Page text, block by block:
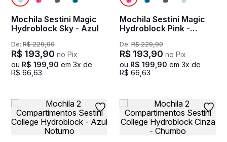
Mochila Sestini Magic
Hydroblock Sky - Azul
De: R$ 229,90
R$ 193,90 no Pix
ou R$ 199 90 em 3x de
R$ 66 63
Mochila Sestini Magic
Hydroblock Pink -
De: R$ 229,90
R$ 193,90 no Pix
ou R$ 199 90 em 3x de
R$ 66 63